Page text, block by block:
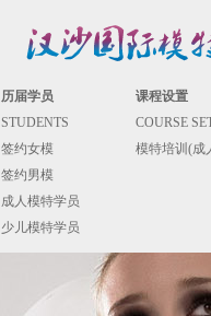
历届学员
课程设置
STUDENTS
COURSE
签约女模
模特培训(成
签约男模
成人模特学员
少儿模特学员